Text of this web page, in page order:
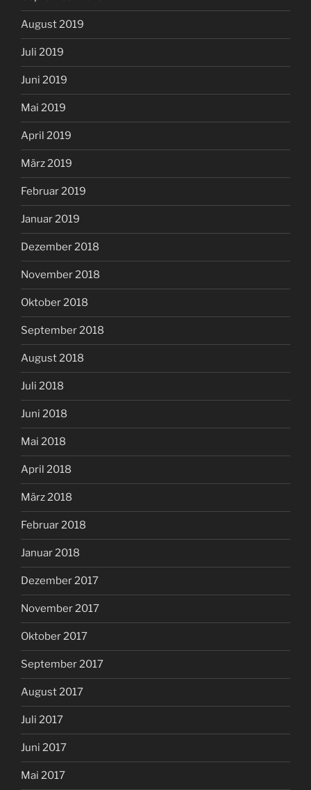
August 2019
Juli 2019
Juni 2019
Mai 2019
April 2019
März 2019
Februar 2019
Januar 2019
Dezember 2018
November 2018
Oktober 2018
September 2018
August 2018
Juli 2018
Juni 2018
Mai 2018
April 2018
März 2018
Februar 2018
Januar 2018
Dezember 2017
November 2017
Oktober 2017
September 2017
August 2017
Juli 2017
Juni 2017
Mai 2017